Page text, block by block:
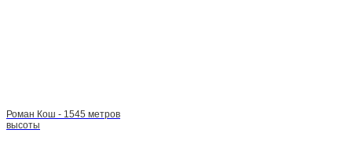
Роман Кош - 1545 метров
высоты